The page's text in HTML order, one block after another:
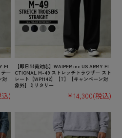
FI
ー
対
)
【即日出荷対応】WAIPER.inc US ARMY FI
CTIONAL M-49 ストレッチトラウザー スト
レート【WP1142】【T】【キャンペーン対
象外】ミリタリー
¥14,300(税込)